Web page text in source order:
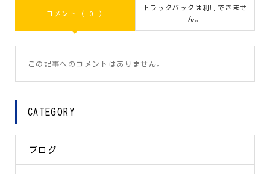
コメント ( 0 )
トラックバックは利用できませ
ん。
この記事へのコメントはありません。
CATEGORY
ブログ